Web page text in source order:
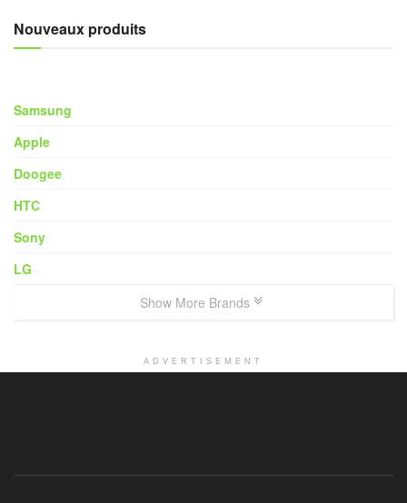
Nouveaux produits
Samsung
Apple
Doogee
HTC
Sony
LG
Show More Brands
ADVERTISEMENT